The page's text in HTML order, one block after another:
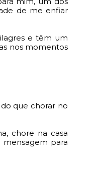
de me enfiar
e têm um
nos momentos
que chorar no
chore na casa
mensagem para